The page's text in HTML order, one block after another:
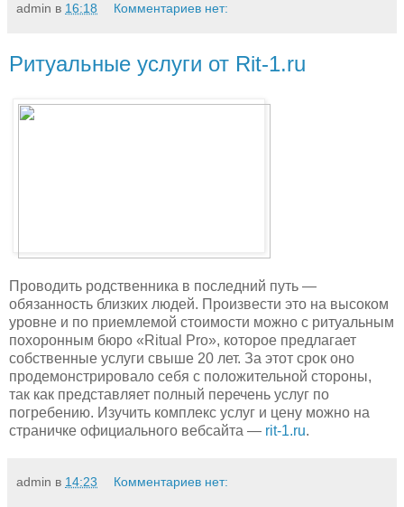
admin в 16:18 Комментариев нет:
Ритуальные услуги от Rit-1.ru
Проводить родственника в последний путь —
обязанность близких людей. Произвести это на высоком
уровне и по приемлемой стоимости можно с ритуальным
похоронным бюро «Ritual Pro», которое предлагает
собственные услуги свыше 20 лет. За этот срок оно
продемонстрировало себя с положительной стороны,
так как представляет полный перечень услуг по
погребению. Изучить комплекс услуг и цену можно на
страничке официального вебсайта — rit-1.ru.
admin в 14:23 Комментариев нет: